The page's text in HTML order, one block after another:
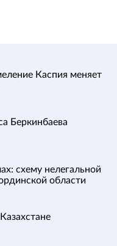
Каспия меняет
Беркинбаева
схему нелегальной
области